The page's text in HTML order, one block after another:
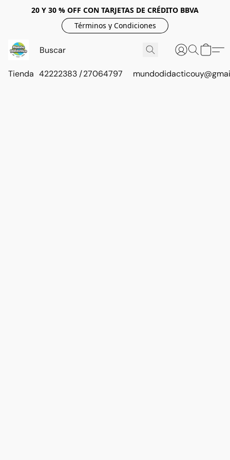
20 Y 30 % OFF CON TARJETAS DE CRÉDITO BBVA
Términos y Condiciones
Tienda 42222383 / 27064797